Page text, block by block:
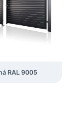
RAL 9005